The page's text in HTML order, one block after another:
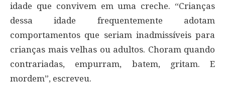
idade que convivem em uma creche. “Crianças
dessa idade frequentemente adotam
comportamentos que seriam inadmissíveis para
crianças mais velhas ou adultos. Choram quando
contrariadas, empurram, batem, gritam. E
mordem”, escreveu.